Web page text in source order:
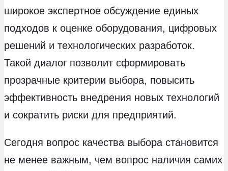
широкое экспертное обсуждение единых
подходов к оценке оборудования, цифровых
решений и технологических разработок.
Такой диалог позволит сформировать
прозрачные критерии выбора, повысить
эффективность внедрения новых технологий
и сократить риски для предприятий.
Сегодня вопрос качества выбора становится
не менее важным, чем вопрос наличия самих